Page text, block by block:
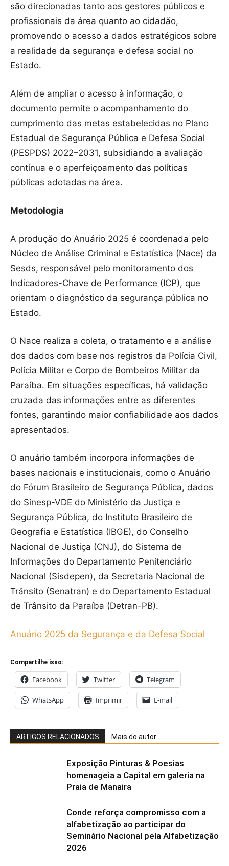
são direcionadas tanto aos gestores públicos e
profissionais da área quanto ao cidadão,
promovendo o acesso a dados estratégicos sobre
a realidade da segurança e defesa social no
Estado.
Além de ampliar o acesso à informação, o
documento permite o acompanhamento do
cumprimento das metas estabelecidas no Plano
Estadual de Segurança Pública e Defesa Social
(PESPDS) 2022–2031, subsidiando a avaliação
contínua e o aperfeiçoamento das políticas
públicas adotadas na área.
Metodologia
A produção do Anuário 2025 é coordenada pelo
Núcleo de Análise Criminal e Estatística (Nace) da
Sesds, responsável pelo monitoramento dos
Indicadores-Chave de Performance (ICP), que
orientam o diagnóstico da segurança pública no
Estado.
O Nace realiza a coleta, o tratamento e a análise
dos dados com base nos registros da Polícia Civil,
Polícia Militar e Corpo de Bombeiros Militar da
Paraíba. Em situações específicas, há validação
cruzada das informações entre as diferentes
fontes, garantindo maior confiabilidade aos dados
apresentados.
O anuário também incorpora informações de
bases nacionais e institucionais, como o Anuário
do Fórum Brasileiro de Segurança Pública, dados
do Sinesp-VDE do Ministério da Justiça e
Segurança Pública, do Instituto Brasileiro de
Geografia e Estatística (IBGE), do Conselho
Nacional de Justiça (CNJ), do Sistema de
Informações do Departamento Penitenciário
Nacional (Sisdepen), da Secretaria Nacional de
Trânsito (Senatran) e do Departamento Estadual
de Trânsito da Paraíba (Detran-PB).
Anuário 2025 da Segurança e da Defesa Social
Compartilhe isso:
Facebook Twitter Telegram
WhatsApp Imprimir E-mail
ARTIGOS RELACIONADOS Mais do autor
Exposição Pinturas & Poesias
homenageia a Capital em galeria na
Praia de Manaira
Conde reforça compromisso com a
alfabetização ao participar do
Seminário Nacional pela Alfabetização
2026